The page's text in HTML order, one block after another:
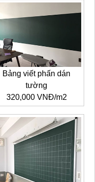
Bảng viết phấn dán
tường
320,000 VNĐ/m2